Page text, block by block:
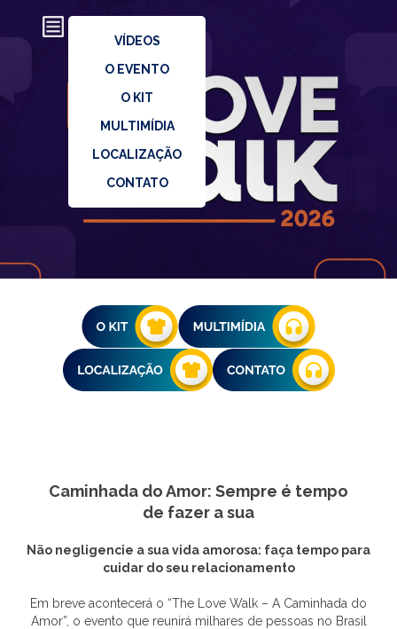
VÍDEOS
O EVENTO
O KIT
MULTIMÍDIA
LOCALIZAÇÃO
CONTATO
Caminhada do Amor: Sempre é tempo
de fazer a sua
Não negligencie a sua vida amorosa: faça tempo para
cuidar do seu relacionamento
Em breve acontecerá o “The Love Walk – A Caminhada do
Amor”, o evento que reunirá milhares de pessoas no Brasil